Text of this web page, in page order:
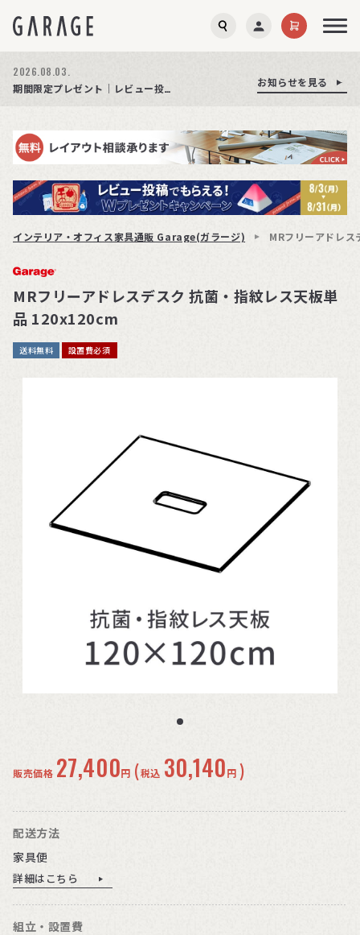
2026.08.03.
期間限定プレゼント│レビュー投稿をお待ちしております
お知らせを見る
商品ページ障害復旧のお知らせ お知らせを見る
サイト障害のお知らせ(商品ページが正常に表示されない事象発生) お知らせを見る
インテリア・オフィス家具通販 Garage(ガラージ) MRフリーアドレ
MRフリーアドレスデスク 抗菌・指紋レス天板単
品 120x120cm
送料無料 設置費必須
販売価格 27,400円 (税込 30,140円 )
配送方法
家具便
詳細はこちら
組立・設置費